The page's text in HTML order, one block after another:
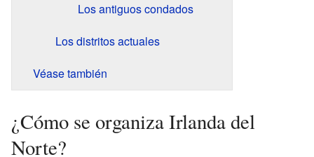
Los antiguos condados
Los distritos actuales
Véase también
¿Cómo se organiza Irlanda del
Norte?